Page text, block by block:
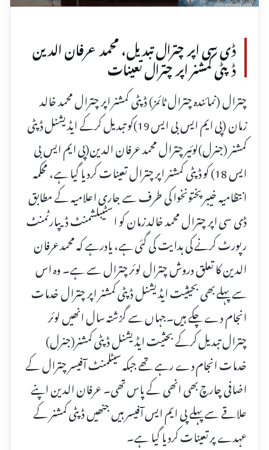
ڈی سی اپر چترال تبدیل، محمد عرفان الدین
ڈپٹی کمشنر اپر چترال تعینات
چترال (نمائندہ چترال ٹائمز) ڈپٹی کمشنر اپر چترال محمد خالد
زمان (پی ایم ایس بی ایس 19)کو تبدیل کرکے ایڈیشنل ڈپٹی
کمشنر (جنرل)لوئیر چترال محمد عرفان الدین(پی ایم ایس بی
ایس 18) کو ڈپٹی کمشنر اپر چترال تعینات کردیا گیا ہے، محکمہ
انتظامیہ خیبرپختونخوا کی طرف سے جاری اعلامیہ کے مطابق
ڈی سی اپر چترال محمد خالد زمان کو اسٹیبلشمنٹ ڈیپارٹمنٹ
رپورٹ کرنے کی ہدایت کی گئی ہے، یادرہے کہ محمد عرفان
الدین کا تعلق دروش چترال لوئر چترال سے ہے۔ وہ اس
سے پہلے بھی بحیثیت ایڈیشنل ڈپٹی کمشنر اپر چترال خدمات
انجام دے چکے ہیں۔جہاں سے گزشتہ سال انھیں لوئر
چترال تبدیل کرکے بحثیت ایڈیشنل ڈپٹی کمشنر(جنرل)
خدمات انجام دے رہے تھے جبکہ سیٹلمنٹ آفیسر چترال کے
اضافی چارچ بھی انھی کے پاس تھی۔ عرفان الدین اپنے
علاقے سے پہلے پی ایم ایس آفیسر ہیں جنھیں ڈپٹی کمشنر کے
عہدے پر تعینات کردیا گیا ہے۔